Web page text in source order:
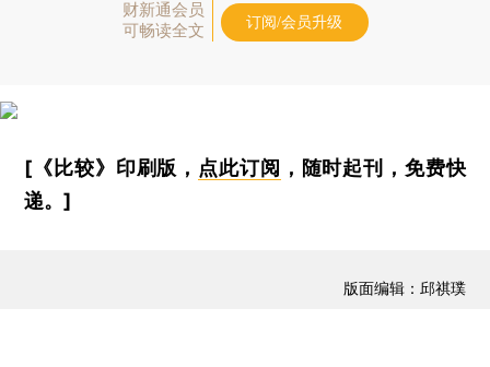
财新通会员
可畅读全文
订阅/会员升级
[《比较》印刷版， 点此订阅 ，随时起刊，免费快
递。]
版面编辑：邱祺璞